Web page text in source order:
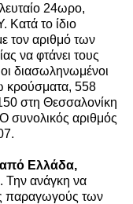
24ωρο,
το ίδιο
τον αριθμό των
να φτάνει τους
διασωληνωμένοι
κρούσματα, 558
στη Θεσσαλονίκη
συνολικός αριθμός
από Ελλάδα,
Την ανάγκη να
παραγωγούς των